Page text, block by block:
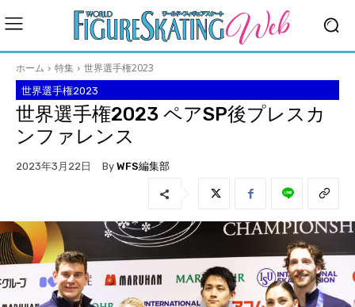
ホーム 特集 世界選手権2023
世界選手権2023
世界選手権2023 ペアSP後プレスカ
ンファレンス
2023年3月22日 By WFS編集部